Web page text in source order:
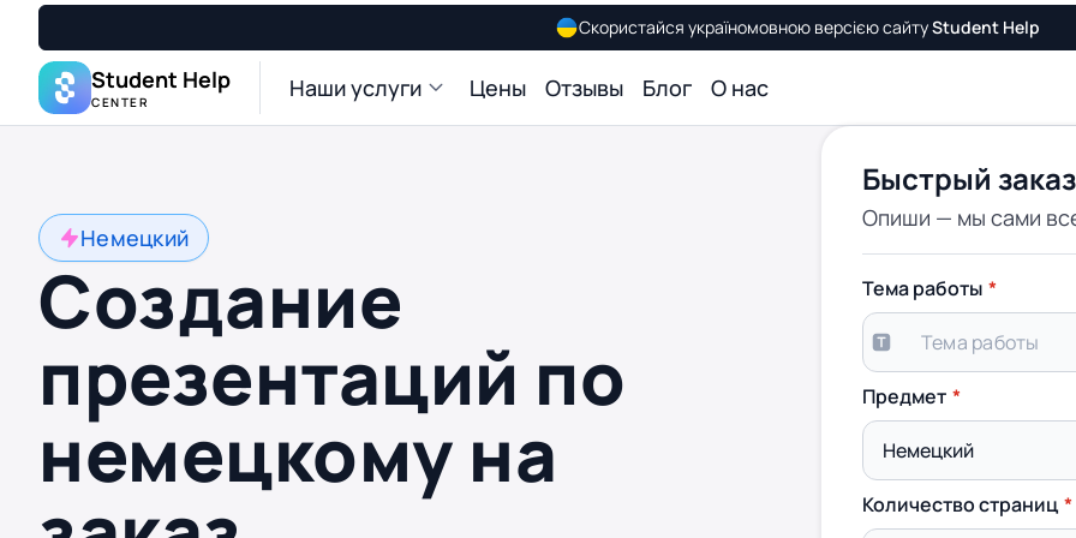
Скористайся україномовною версією сайтуStudent Help
Student Help
CENTER Наши услуги Цены Отзывы Блог О нас
Немецкий
Создание
презентаций по
немецкому на
Быстрый заказ
Опиши — мы сами
Тема работы
Предмет
Количество страниц